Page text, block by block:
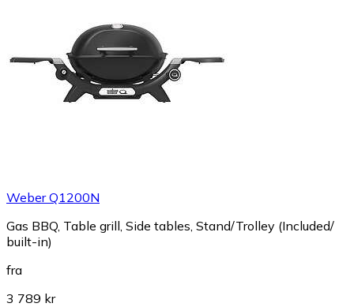
Weber Q1200N
Gas BBQ, Table grill, Side tables, Stand/Trolley (Included/
built-in)
fra
3 789 kr